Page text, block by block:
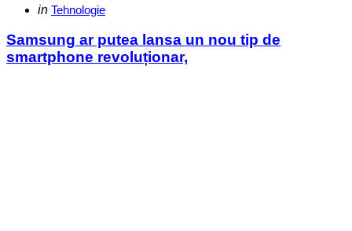
Categories
Posted
in Tehnologie
Samsung ar putea lansa un nou tip de
smartphone revoluționar,